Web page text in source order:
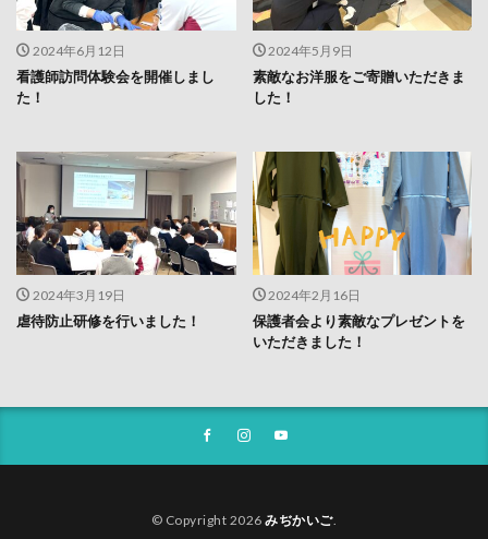
2024年6月12日
看護師訪問体験会を開催しまし
た！
2024年5月9日
素敵なお洋服をご寄贈いただきま
した！
2024年3月19日
虐待防止研修を行いました！
2024年2月16日
保護者会より素敵なプレゼントを
いただきました！
© Copyright 2026みぢかいご.